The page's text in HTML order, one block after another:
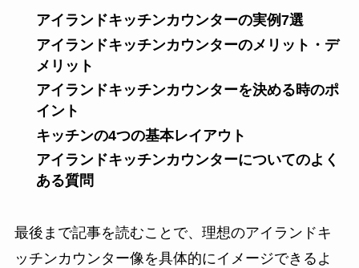
アイランドキッチンカウンターの実例7選
アイランドキッチンカウンターのメリット・デ
メリット
アイランドキッチンカウンターを決める時のポ
イント
キッチンの4つの基本レイアウト
アイランドキッチンカウンターについてのよく
ある質問
最後まで記事を読むことで、理想のアイランドキ
ッチンカウンター像を具体的にイメージできるよ